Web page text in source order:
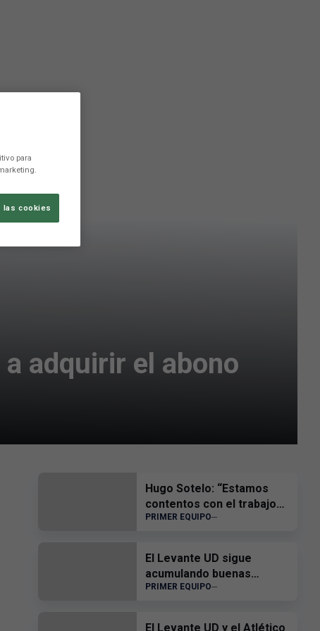
adquirir el abono
Hugo Sotelo: “Estamos
contentos con el trabajo
del equipo”
PRIMER EQUIPO
El Levante UD sigue
acumulando buenas
sensaciones
PRIMER EQUIPO
El Levante UD y el Atlético
para
las cookies